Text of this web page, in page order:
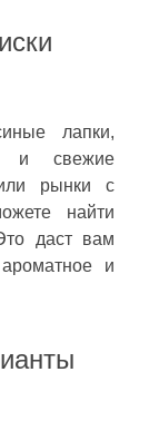
лапки,
и свежие
рынки с
найти
даст вам
и